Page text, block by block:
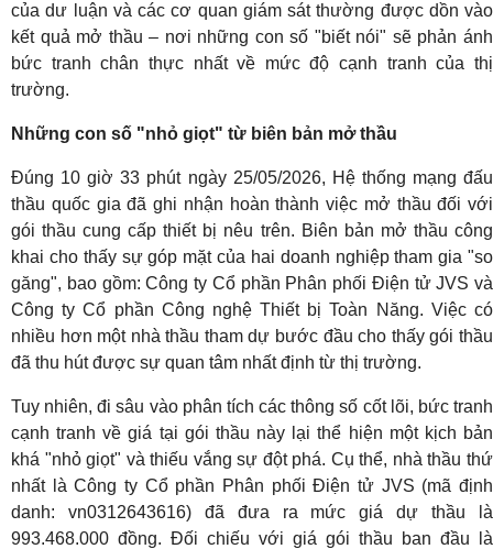
của dư luận và các cơ quan giám sát thường được dồn vào
kết quả mở thầu – nơi những con số "biết nói" sẽ phản ánh
bức tranh chân thực nhất về mức độ cạnh tranh của thị
trường.
Những con số "nhỏ giọt" từ biên bản mở thầu
Đúng 10 giờ 33 phút ngày 25/05/2026, Hệ thống mạng đấu
thầu quốc gia đã ghi nhận hoàn thành việc mở thầu đối với
gói thầu cung cấp thiết bị nêu trên. Biên bản mở thầu công
khai cho thấy sự góp mặt của hai doanh nghiệp tham gia "so
găng", bao gồm: Công ty Cổ phần Phân phối Điện tử JVS và
Công ty Cổ phần Công nghệ Thiết bị Toàn Năng. Việc có
nhiều hơn một nhà thầu tham dự bước đầu cho thấy gói thầu
đã thu hút được sự quan tâm nhất định từ thị trường.
Tuy nhiên, đi sâu vào phân tích các thông số cốt lõi, bức tranh
cạnh tranh về giá tại gói thầu này lại thể hiện một kịch bản
khá "nhỏ giọt" và thiếu vắng sự đột phá. Cụ thể, nhà thầu thứ
nhất là Công ty Cổ phần Phân phối Điện tử JVS (mã định
danh: vn0312643616) đã đưa ra mức giá dự thầu là
993.468.000 đồng. Đối chiếu với giá gói thầu ban đầu là